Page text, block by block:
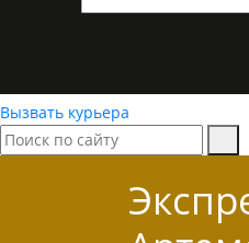
Вызвать курьера